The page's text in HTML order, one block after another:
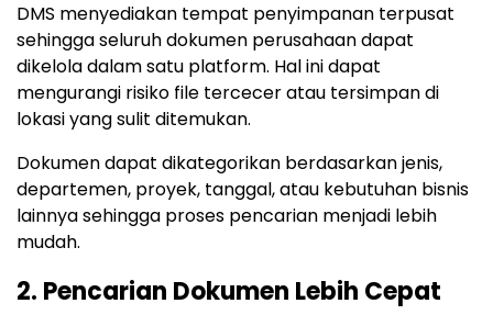
DMS menyediakan tempat penyimpanan terpusat
sehingga seluruh dokumen perusahaan dapat
dikelola dalam satu platform. Hal ini dapat
mengurangi risiko file tercecer atau tersimpan di
lokasi yang sulit ditemukan.
Dokumen dapat dikategorikan berdasarkan jenis,
departemen, proyek, tanggal, atau kebutuhan bisnis
lainnya sehingga proses pencarian menjadi lebih
mudah.
2. Pencarian Dokumen Lebih Cepat